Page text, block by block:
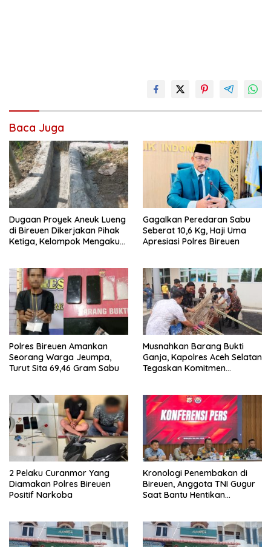
Baca Juga
Dugaan Proyek Aneuk Lueng
di Bireuen Dikerjakan Pihak
Ketiga, Kelompok Mengaku
Gagalkan Peredaran Sabu
Seberat 10,6 Kg, Haji Uma
Apresiasi Polres Bireuen
Polres Bireuen Amankan
Seorang Warga Jeumpa,
Turut Sita 69,46 Gram Sabu
Musnahkan Barang Bukti
Ganja, Kapolres Aceh Selatan
Tegaskan Komitmen
2 Pelaku Curanmor Yang
Diamakan Polres Bireuen
Positif Narkoba
Kronologi Penembakan di
Bireuen, Anggota TNI Gugur
Saat Bantu Hentikan